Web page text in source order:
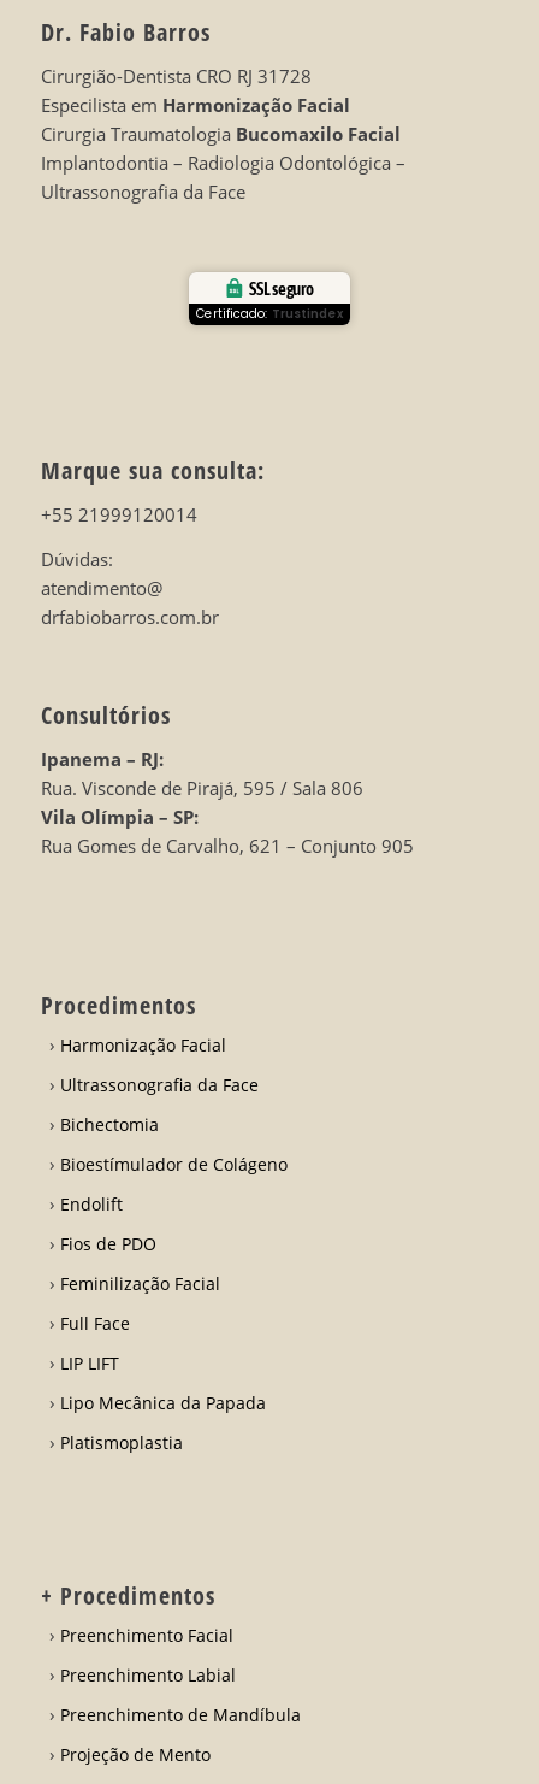
Dr. Fabio Barros
Cirurgião-Dentista CRO RJ 31728
Especilista em Harmonização Facial
Cirurgia Traumatologia Bucomaxilo Facial
Implantodontia – Radiologia Odontológica –
Ultrassonografia da Face
SSL seguro
Certificado: Trustindex
Marque sua consulta:
+55 21999120014
Dúvidas:
atendimento@
drfabiobarros.com.br
Consultórios
Ipanema – RJ:
Rua. Visconde de Pirajá, 595 / Sala 806
Vila Olímpia – SP:
Rua Gomes de Carvalho, 621 – Conjunto 905
Procedimentos
Harmonização Facial
Ultrassonografia da Face
Bichectomia
Bioestímulador de Colágeno
Endolift
Fios de PDO
Feminilização Facial
Full Face
LIP LIFT
Lipo Mecânica da Papada
Platismoplastia
+ Procedimentos
Preenchimento Facial
Preenchimento Labial
Preenchimento de Mandíbula
Projeção de Mento